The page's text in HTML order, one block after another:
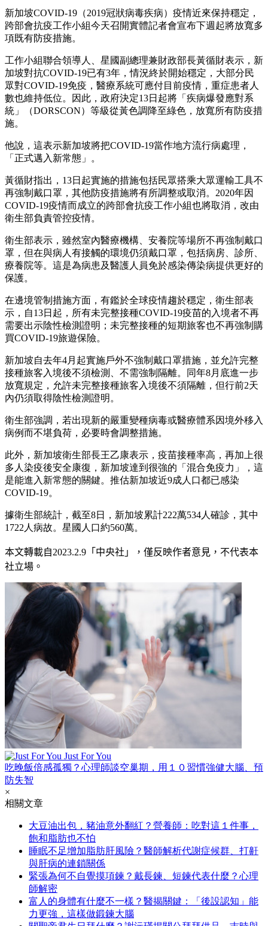
新加坡COVID-19（2019冠狀病毒疾病）疫情近來保持穩定，
跨部會抗疫工作小組今天召開實體記者會宣布下週起將放寬多
項既有防疫措施。
工作小組聯合領導人、星國副總理兼財政部長黃循財表示，新
加坡對抗COVID-19已有3年，情況終於開始穩定，大部分民
眾對COVID-19免疫，醫療系統可應付目前疫情，重症患者人
數也維持低位。因此，政府決定13日起將「疾病爆發應對系
統」（DORSCON）等級從黃色調降至綠色，放寬所有防疫措
施。
他說，這表示新加坡將把COVID-19當作地方流行病處理，
「正式邁入新常態」。
黃循財指出，13日起實施的措施包括民眾搭乘大眾運輸工具不
再強制戴口罩，其他防疫措施將有所調整或取消。2020年因
COVID-19疫情而成立的跨部會抗疫工作小組也將取消，改由
衛生部負責管控疫情。
衛生部表示，雖然室內醫療機構、安養院等場所不再強制戴口
罩，但在與病人有接觸的環境仍須戴口罩，包括病房、診所、
療養院等。這是為病患及醫護人員免於感染傳染病提供更好的
保護。
在邊境管制措施方面，有鑑於全球疫情趨於穩定，衛生部表
示，自13日起，所有未完整接種COVID-19疫苗的入境者不再
需要出示陰性檢測證明；未完整接種的短期旅客也不再強制購
買COVID-19旅遊保險。
新加坡自去年4月起實施戶外不強制戴口罩措施，並允許完整
接種旅客入境後不須檢測、不需強制隔離。同年8月底進一步
放寬規定，允許未完整接種旅客入境後不須隔離，但行前2天
內仍須取得陰性檢測證明。
衛生部強調，若出現新的嚴重變種病毒或醫療體系因境外移入
病例而不堪負荷，必要時會調整措施。
此外，新加坡衛生部長王乙康表示，疫苗接種率高，再加上很
多人染疫後安全康復，新加坡達到很強的「混合免疫力」，這
是能進入新常態的關鍵。推估新加坡近9成人口都已感染
COVID-19。
據衛生部統計，截至8日，新加坡累計222萬534人確診，其中
1722人病故。星國人口約560萬。
本文轉載自2023.2.9 「中央社」
，僅反映作者意見，不代表本
社立場。
Just For You
吃晚飯倍感孤獨？心理師談空巢期，用１０習慣強健大腦、預
防失智
×
相關文章
大豆油出包，豬油意外翻紅？營養師：吃對這１件事，
飽和脂肪也不怕
睡眠不足增加脂肪肝風險？醫師解析代謝症候群、打鼾
與肝病的連鎖關係
緊張為何不自覺摸項鍊？戴長鍊、短鍊代表什麼？心理
師解密
富人的身體有什麼不一樣？醫揭關鍵：「後設認知」能
力更強，這樣做鍛鍊大腦